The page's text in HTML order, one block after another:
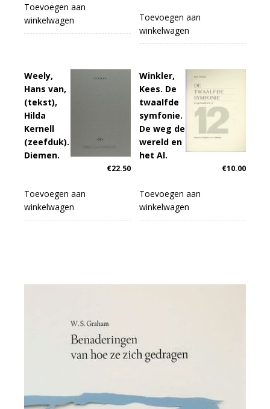
Toevoegen aan
winkelwagen
Toevoegen aan
winkelwagen
Weely,
Hans van,
(tekst),
Hilda
Kernell
(zeefduk).
Diemen.
€22.50
Toevoegen aan
winkelwagen
Winkler,
Kees. De
twaalfde
symfonie.
De weg de
wereld en
het Al.
€10.00
Toevoegen aan
winkelwagen